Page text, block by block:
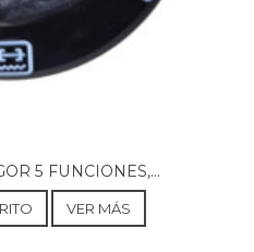
5 FUNCIONES,...
VER MÁS